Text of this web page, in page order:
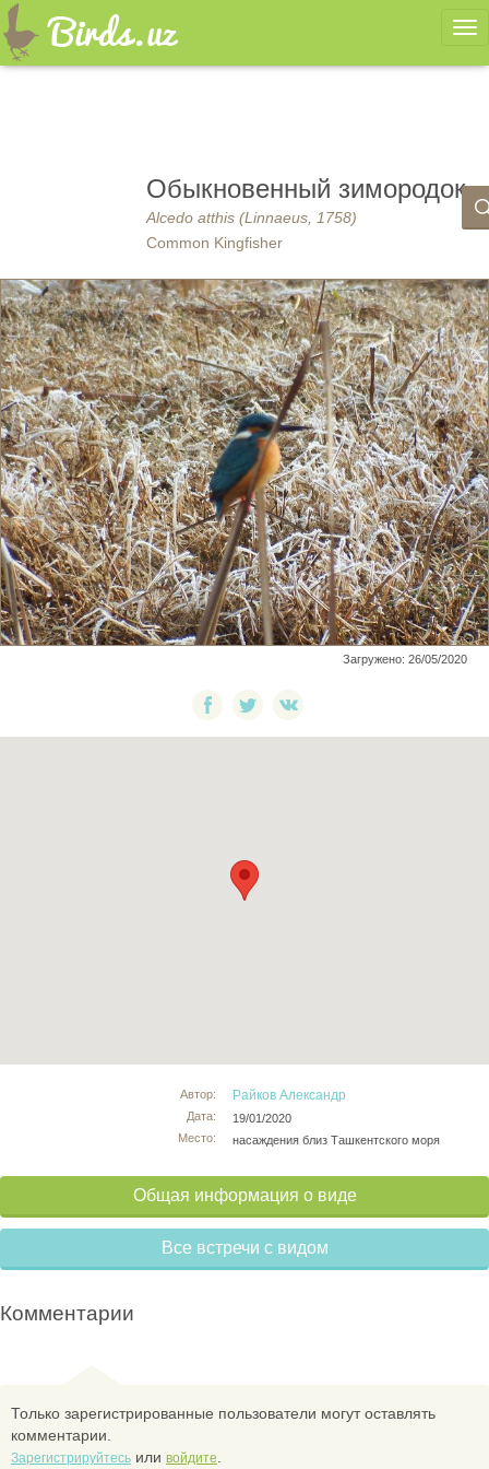
Обыкновенный зимородок
Alcedo atthis (Linnaeus, 1758)
Common Kingfisher
Загружено: 26/05/2020
Автор:
Дата:
Место:
Райков Александр
19/01/2020
насаждения близ Ташкентского моря
Общая информация о виде
Все встречи с видом
Комментарии
Только зарегистрированные пользователи могут оставлять
комментарии.
Зарегистрируйтесь или войдите